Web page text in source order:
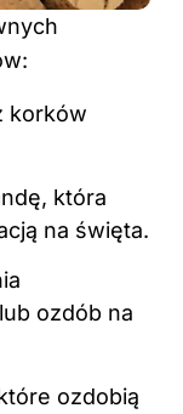
korków
która
na święta.
ozdób na
ozdobią